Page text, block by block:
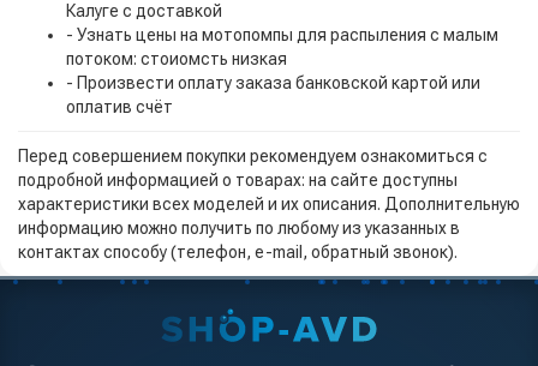
Калуге с доставкой
- Узнать цены на мотопомпы для распыления с малым
потоком: стоиомсть низкая
- Произвести оплату заказа банковской картой или
оплатив счёт
Перед совершением покупки рекомендуем ознакомиться с
подробной информацией о товарах: на сайте доступны
характеристики всех моделей и их описания. Дополнительную
информацию можно получить по любому из указанных в
контактах способу (телефон, e-mail, обратный звонок).